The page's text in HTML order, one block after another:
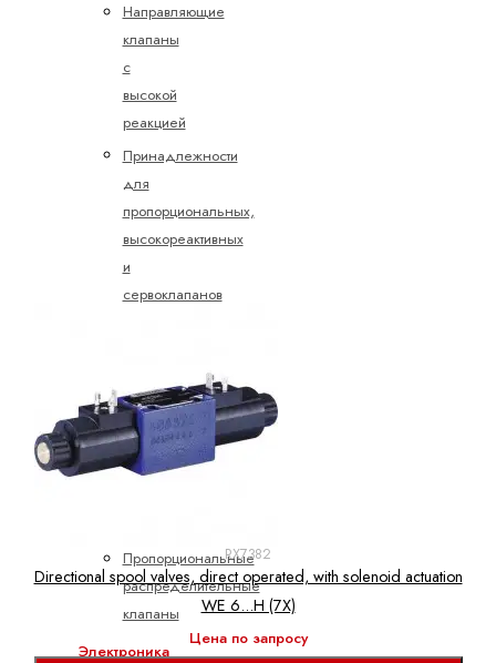
Направляющие
клапаны
с
высокой
реакцией
Принадлежности
для
пропорциональных,
высокореактивных
и
сервоклапанов
регулирования
давления
Пропорциональные
клапаны
Пропорциональные
распределительные
клапаны
Электроника
RX7382
Directional spool valves, direct operated, with solenoid actuation
WE 6...H (7X)
Цена по запросу